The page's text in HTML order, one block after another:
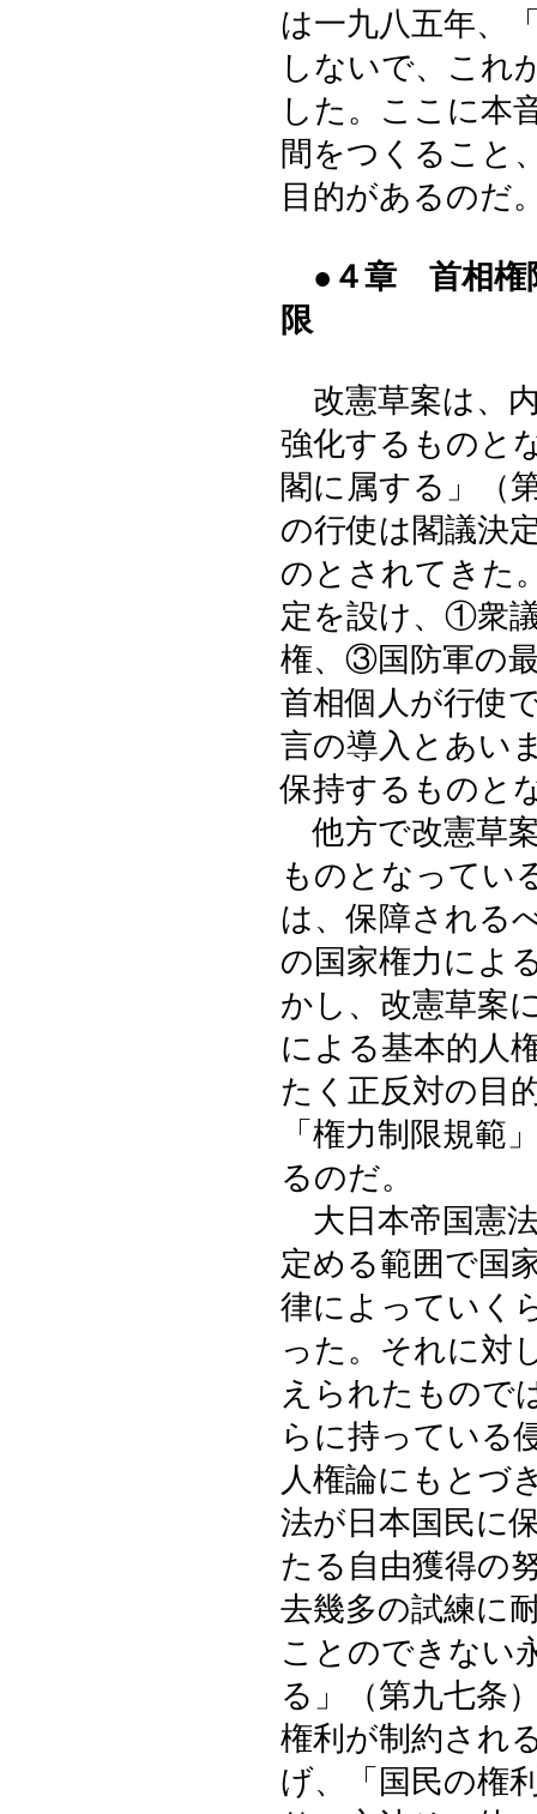
は一九八五年、
しないで、これ
した。ここに本
間をつくること
目的があるのだ
●４章 首相権
限
改憲草案は、
強化するものと
閣に属する」（
の行使は閣議決
のとされてきた
定を設け、①衆
権、③国防軍の
首相個人が行使
言の導入とあい
保持するものと
他方で改憲草
ものとなってい
は、保障される
の国家権力によ
かし、改憲草案
による基本的人
たく正反対の目
「権力制限規範
るのだ。
大日本帝国憲
定める範囲で国
律によっていく
った。それに対
えられたもので
らに持っている
人権論にもとづ
法が日本国民に
たる自由獲得の
去幾多の試練に
ことのできない
る」（第九七条
権利が制約され
げ、「国民の権